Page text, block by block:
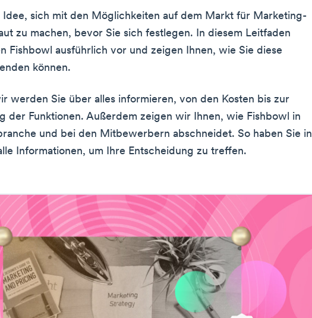
Idee, sich mit den Möglichkeiten auf dem Markt für Marketing-
zu machen, bevor Sie sich festlegen. In diesem Leitfaden
Fishbowl ausführlich vor und zeigen Ihnen, wie Sie diese
können.
werden Sie über alles informieren, von den Kosten bis zur
der Funktionen. Außerdem zeigen wir Ihnen, wie Fishbowl in
und bei den Mitbewerbern abschneidet. So haben Sie in
Informationen, um Ihre Entscheidung zu treffen.